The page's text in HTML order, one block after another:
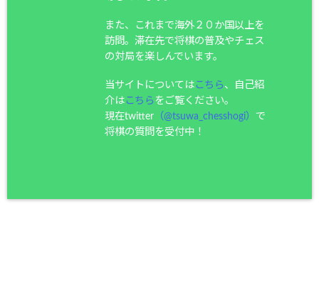
また、これまで海外２０か国以上を
訪問。滞在先で将棋の普及やチェス
の対局を楽しんでいます。
当サイトについてはこちら 、自己紹
介はこちら をご覧ください。
現在twitter（@tsuwa_chesshogi） で
将棋の質問を受付中！